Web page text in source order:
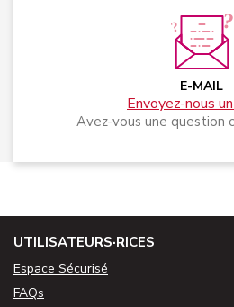
E-MAIL
Envoyez-nous
Avez-vous une question
UTILISATEURS·RICES
Espace Sécurisé
FAQs